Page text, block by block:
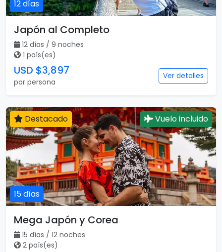
12 días
Destacado Vuelo incluido
Japón al Completo
12 días / 9 noches
1 país(es)
USD $3,897
por persona
Ver detalles
Destacado Vuelo incluido